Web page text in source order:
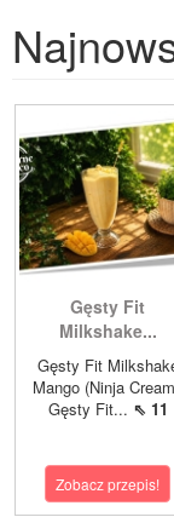
Gęsty Fit
Milkshake...
Gęsty Fit
Mango (Ninja
Gęsty Fit... ⇖ 11
Zobacz przepis!